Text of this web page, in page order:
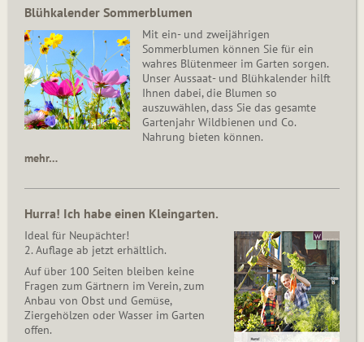
Blühkalender Sommerblumen
Mit ein- und zweijährigen
Sommerblumen können Sie für ein
wahres Blütenmeer im Garten sorgen.
Unser Aussaat- und Blühkalender hilft
Ihnen dabei, die Blumen so
auszuwählen, dass Sie das gesamte
Gartenjahr Wildbienen und Co.
Nahrung bieten können.
mehr…
Hurra! Ich habe einen Kleingarten.
Ideal für Neupächter!
2. Auflage ab jetzt erhältlich.
Auf über 100 Seiten bleiben keine
Fragen zum Gärtnern im Verein, zum
Anbau von Obst und Gemüse,
Ziergehölzen oder Wasser im Garten
offen.